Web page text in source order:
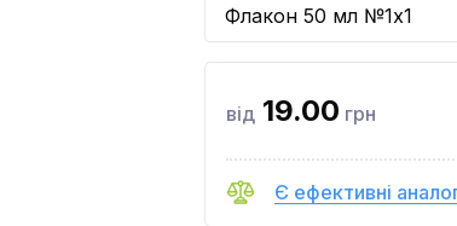
Флакон 50 мл №1x1
від 19.00 грн
Є ефективні